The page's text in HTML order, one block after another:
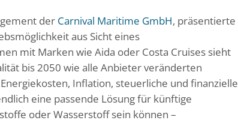
der Carnival Maritime GmbH, präsentierte
aus Sicht eines
mit Marken wie Aida oder Costa Cruises sieht
bis 2050 wie alle Anbieter veränderten
Inflation, steuerliche und finanzielle
eine passende Lösung für künftige
oder Wasserstoff sein können –